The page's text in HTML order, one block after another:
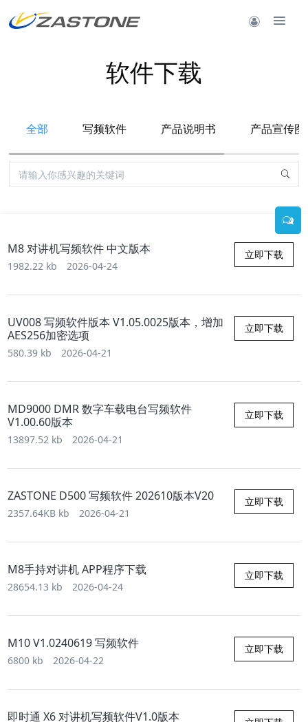
软件下载
全部 写频软件 产品说明书 产品宣传图
立即下载
M8 对讲机写频软件 中文版本
1982.22 kb 2026-04-24
立即下载
UV008 写频软件版本 V1.05.0025版本，增加
AES256加密选项
580.39 kb 2026-04-21
立即下载
MD9000 DMR 数字车载电台写频软件
V1.00.60版本
13897.52 kb 2026-04-21
立即下载
ZASTONE D500 写频软件 202610版本V20
2357.64KB kb 2026-04-21
立即下载
M8手持对讲机 APP程序下载
28654.13 kb 2026-04-24
立即下载
M10 V1.0240619 写频软件
6800 kb 2026-04-22
即时通 X6 对讲机写频软件V1.0版本